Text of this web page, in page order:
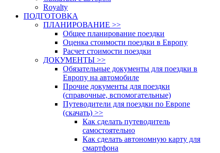
Royalty
ПОДГОТОВКА
ПЛАНИРОВАНИЕ >>
Общее планирование поездки
Оценка стоимости поездки в Европу
Расчет стоимости поездки
ДОКУМЕНТЫ >>
Обязательные документы для поездки в
Европу на автомобиле
Прочие документы для поездки
(справочные, вспомогательные)
Путеводители для поездки по Европе
(скачать) >>
Как сделать путеводитель
самостоятельно
Как сделать автономную карту для
смартфона